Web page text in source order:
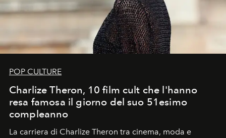
POP CULTURE
Charlize Theron, 10 film cult che l'hanno
resa famosa il giorno del suo 51esimo
compleanno
La carriera di Charlize Theron tra cinema, moda e